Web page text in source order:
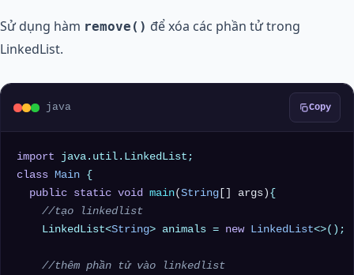
Sử dụng hàm remove() để xóa các phần tử trong
LinkedList.
java Copy
import
class Main {
public static void main( String [] args) {
//tạo linkedlist
    LinkedList<
String> animals = new LinkedList<>();
//thêm phần tử vào linkedlist